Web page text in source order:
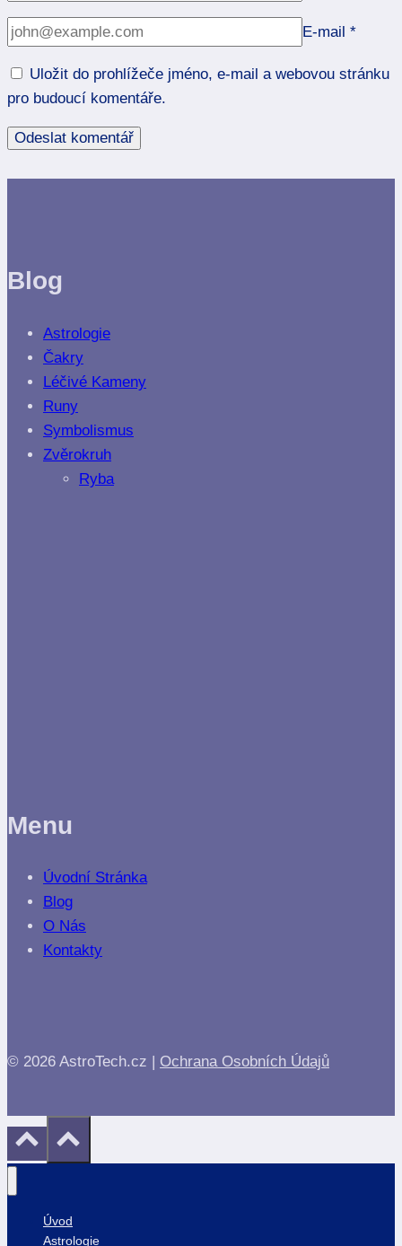
E-mail *
Uložit do prohlížeče jméno, e-mail a webovou stránku
pro budoucí komentáře.
Blog
Astrologie
Čakry
Léčivé Kameny
Runy
Symbolismus
Zvěrokruh
Ryba
Menu
Úvodní Stránka
Blog
O Nás
Kontakty
© 2026 AstroTech.cz | Ochrana Osobních Údajů
Úvod
Astrologie